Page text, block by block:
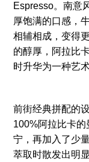
Espresso。南意
厚饱满的口感，
相辅相成，变得
的醇厚，阿拉比
时升华为一种艺术
前街经典拼配的
100%阿拉比卡
宁，再加入了少
萃取时散发出明